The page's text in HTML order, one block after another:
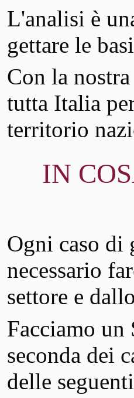
L'analisi è
gettare le
Con la
tutta Italia
territorio
IN
Ogni caso di
necessario
settore e
Facciamo
seconda dei
delle